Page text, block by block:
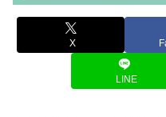
X
LINE